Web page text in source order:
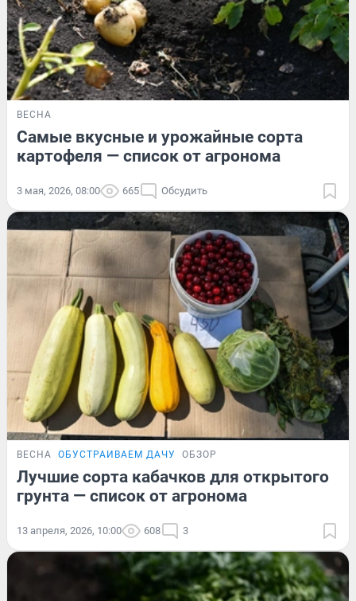
ВЕСНА
Самые вкусные и урожайные сорта
картофеля — список от агронома
3 мая, 2026, 08:00 665 Обсудить
ВЕСНА ОБУСТРАИВАЕМ ДАЧУ ОБЗОР
Лучшие сорта кабачков для открытого
грунта — список от агронома
13 апреля, 2026, 10:00 608 3